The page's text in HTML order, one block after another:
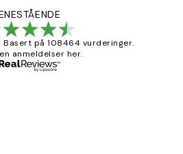
Basert på 108464 vurderinger.
anmeldelser her.